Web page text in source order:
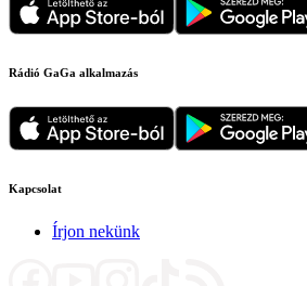
Rádió GaGa alkalmazás
Kapcsolat
Írjon nekünk